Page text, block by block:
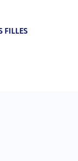
FILLES